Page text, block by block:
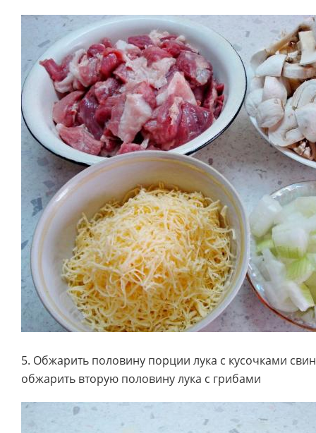
5. Обжарить половину порции лука с кусочками
обжарить вторую половину лука с грибами